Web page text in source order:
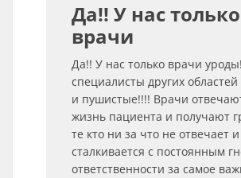
Да!! У нас только
врачи
Да!! У нас только врачи
специалисты других
и пушистые!!!! Врачи
жизнь пациента и получают
те кто ни за что не отвечает
сталкивается с постоянным
ответственности за самое